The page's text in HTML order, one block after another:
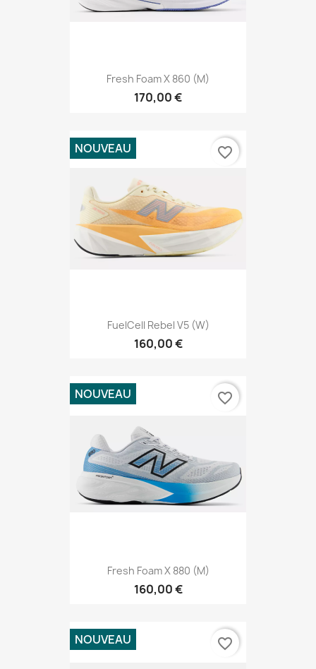
Fresh Foam X 860 (M)
170,00 €
FuelCell Rebel V5 (W)
160,00 €
NOUVEAU favorite_border
Fresh Foam X 880 (M)
160,00 €
NOUVEAU favorite_border
NOUVEAU favorite_border